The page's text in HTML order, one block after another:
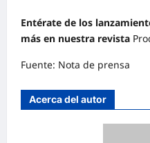
Entérate de los
más en nuestra revista
Fuente: Nota de prensa
Acerca del autor